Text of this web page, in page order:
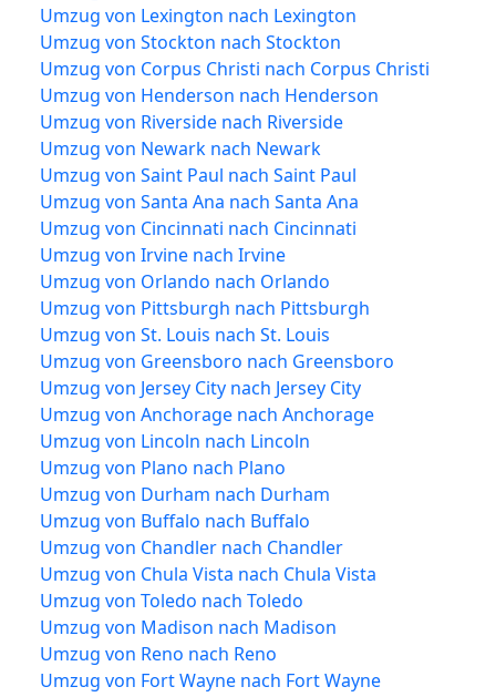
Umzug von Lexington nach Lexington
Umzug von Stockton nach Stockton
Umzug von Corpus Christi nach Corpus Christi
Umzug von Henderson nach Henderson
Umzug von Riverside nach Riverside
Umzug von Newark nach Newark
Umzug von Saint Paul nach Saint Paul
Umzug von Santa Ana nach Santa Ana
Umzug von Cincinnati nach Cincinnati
Umzug von Irvine nach Irvine
Umzug von Orlando nach Orlando
Umzug von Pittsburgh nach Pittsburgh
Umzug von St. Louis nach St. Louis
Umzug von Greensboro nach Greensboro
Umzug von Jersey City nach Jersey City
Umzug von Anchorage nach Anchorage
Umzug von Lincoln nach Lincoln
Umzug von Plano nach Plano
Umzug von Durham nach Durham
Umzug von Buffalo nach Buffalo
Umzug von Chandler nach Chandler
Umzug von Chula Vista nach Chula Vista
Umzug von Toledo nach Toledo
Umzug von Madison nach Madison
Umzug von Reno nach Reno
Umzug von Fort Wayne nach Fort Wayne